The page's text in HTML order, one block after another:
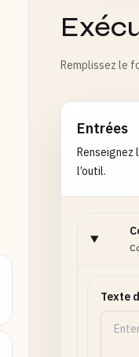
Remplissez le
Entrées
Renseignez
l’outil.
Texte